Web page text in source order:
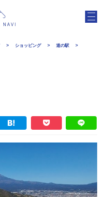
ショッピング
道の駅